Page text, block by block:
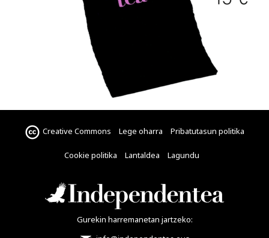
Creative Commons Lege oharra Pribatutasun politika
Cookie politika Lantaldea Lagundu
Gurekin harremanetan jartzeko: